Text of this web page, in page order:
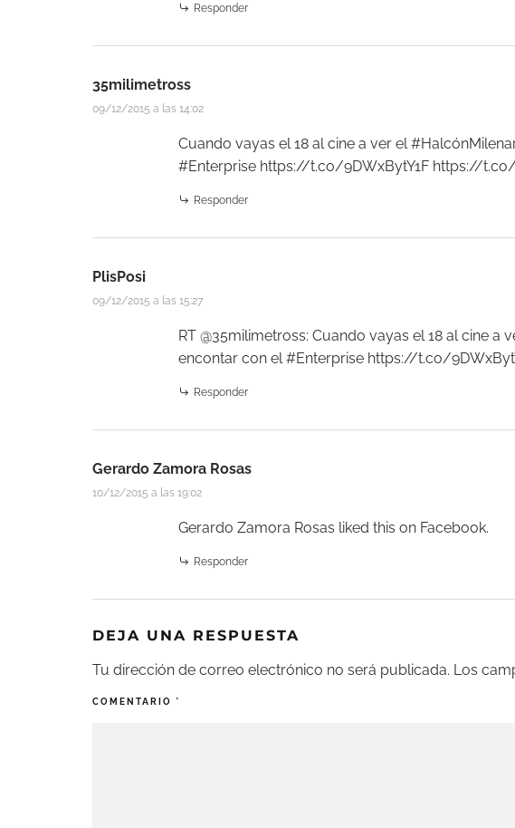
Responder
35milimetross
09/12/2015 a las 14:02
Cuando vayas el 18 al cine a ver el
#Enterprise https://t.co/9DWxBytY1F https://t.co/
Responder
PlisPosi
09/12/2015 a las 15:27
RT @35milimetross: Cuando vayas el 18 al cine a
encontar con el #Enterprise https://t.co/
Responder
Gerardo Zamora Rosas
10/12/2015 a las 19:02
Gerardo Zamora Rosas liked this on Facebook.
Responder
DEJA UNA RESPUESTA
Tu dirección de correo electrónico no será publicada. Los
COMENTARIO *